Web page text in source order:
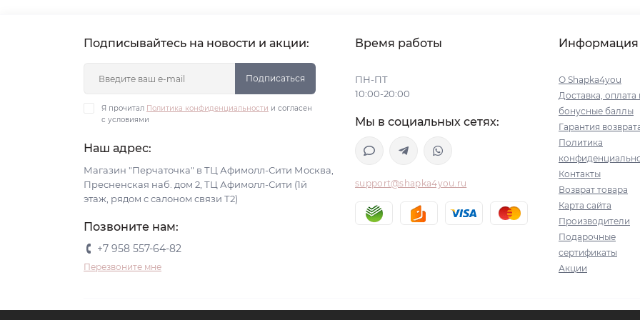
Подписывайтесь на новости и акции:
Подписаться
Я прочитал Политика конфиденциальности и согласен
с условиями
Наш адрес:
Магазин "Перчаточка" в ТЦ Афимолл-Сити Москва,
Пресненская наб. дом 2, ТЦ Афимолл-Сити (1й
этаж, рядом с салоном связи Т2)
Позвоните нам:
+7 958 557-64-82
Перезвоните мне
Время работы
ПН-ПТ
10:00-20:00
Мы в социальных сетях:
support@shapka4you.ru
Информация
О Shapka4you
Доставка, оплата
бонусные баллы
Гарантия
Политика
Контакты
Возврат товара
Карта сайта
Производители
Подарочные
сертификаты
Акции